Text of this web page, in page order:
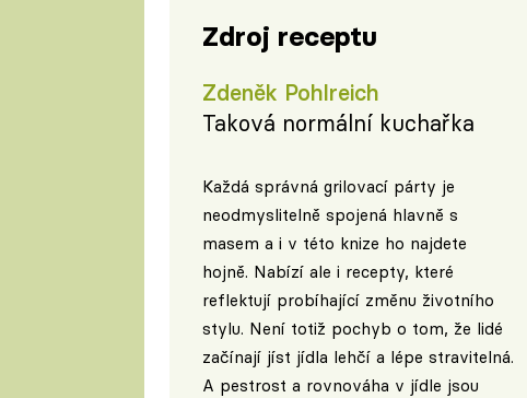
Zdroj receptu
Zdeněk Pohlreich
Taková normální kuchařka
Každá správná grilovací párty je
neodmyslitelně spojená hlavně s
masem a i v této knize ho najdete
hojně. Nabízí ale i recepty, které
reflektují probíhající změnu životního
stylu. Není totiž pochyb o tom, že lidé
začínají jíst jídla lehčí a lépe stravitelná.
A pestrost a rovnováha v jídle jsou